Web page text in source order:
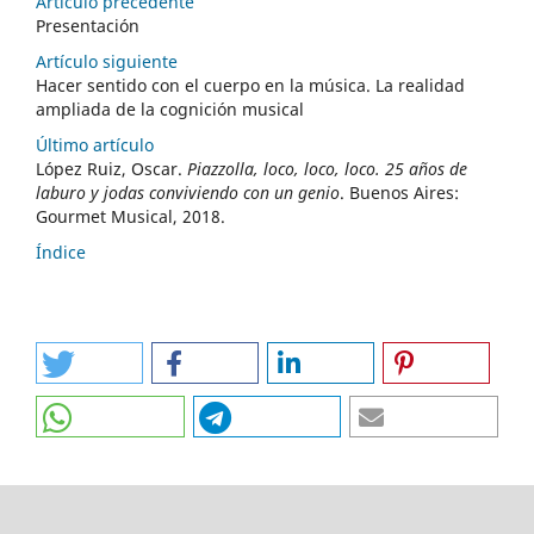
Presentación
Artículo siguiente
Hacer sentido con el cuerpo en la música. La realidad
ampliada de la cognición musical
Último artículo
López Ruiz, Oscar. Piazzolla, loco, loco, loco. 25 años de
laburo y jodas conviviendo con un genio. Buenos Aires:
Gourmet Musical, 2018.
Índice